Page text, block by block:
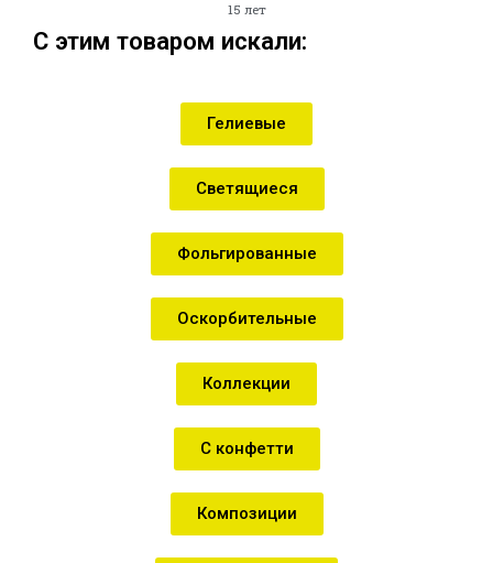
15 лет
С этим товаром искали:
Гелиевые
Светящиеся
Фольгированные
Оскорбительные
Коллекции
С конфетти
Композиции